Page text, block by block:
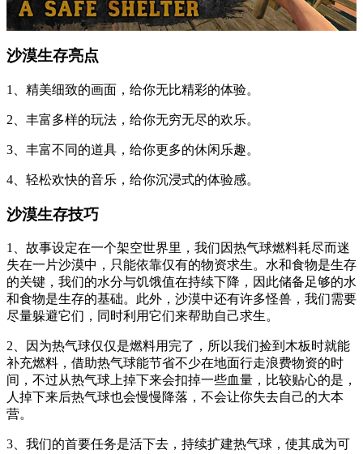
沙漠生存亮点
1、精美细致的画面，给你无比精彩的体验。
2、丰富多样的玩法，给你无穷无尽的欢乐。
3、丰富不同的道具，给你更多的休闲乐趣。
4、轻松欢快的音乐，给你沉浸式的体验感。
沙漠生存技巧
1、故事设定在一个架空世界里，我们因热气球燃料耗尽而迷
失在一片沙漠中，只能依靠仅有的物资求生。水和食物是生存
的关键，我们的水分与饥饿值在持续下降，因此储备足够的水
和食物是生存的基础。此外，沙漠中还有许多怪兽，我们需要
尽量躲避它们，同时利用它们来帮助自己求生。
2、因为热气球仅仅是燃料用完了，所以我们捡到木板时就能
补充燃料，借助热气球能节省不少在地面行走浪费物资的时
间，不过从热气球上掉下来会扣掉一些血量，比较贴心的是，
人掉下来后热气球也会慢慢降落，不会让你失去自己的大本
营。
3、我们的首要任务是活下去，持续扩建热气球，使其成为可